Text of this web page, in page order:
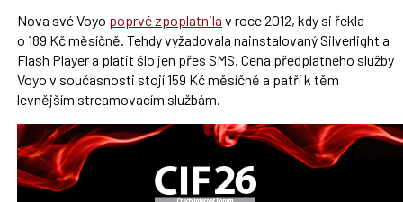
Nova své Voyo poprvé zpoplatnila v roce 2012, kdy si řekla
o 189 Kč měsíčně. Tehdy vyžadovala nainstalovaný Silverlight a
Flash Player a platit šlo jen přes SMS. Cena předplatného služby
Voyo v současnosti stojí 159 Kč měsíčně a patří k těm
levnějším streamovacím službám.